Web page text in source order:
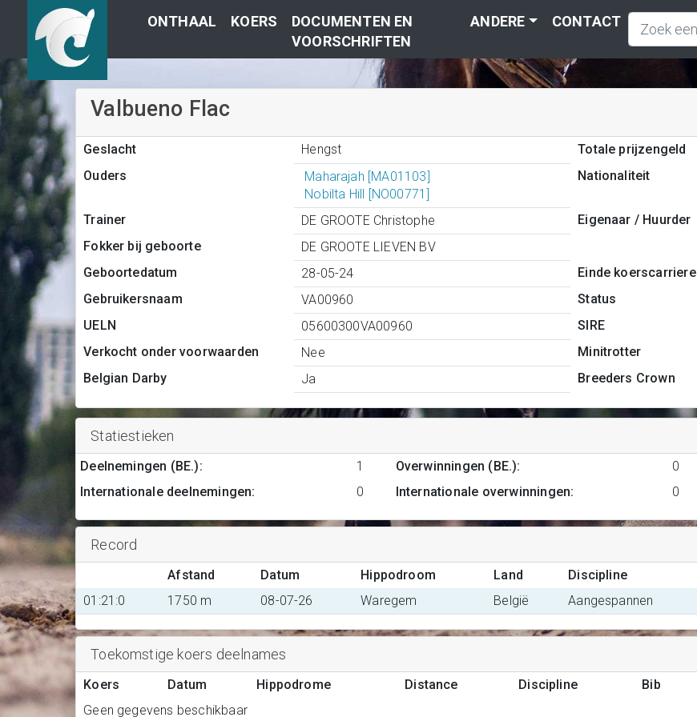
ONTHAAL KOERS
DOCUMENTEN EN
VOORSCHRIFTEN
ANDERE CONTACT
Valbueno Flac
Geslacht Hengst Totale prijzengeld
Ouders
Maharajah [MA01103]
Nobilta Hill [NO00771]
Nationaliteit
Trainer DE GROOTE Christophe Eigenaar / Huurder
Fokker bij geboorte
DE GROOTE LIEVEN BV
Geboortedatum
28-05-24 Einde koerscarriere
Gebruikersnaam
VA00960 Status
UELN
05600300VA00960 SIRE
Verkocht onder voorwaarden
Nee Minitrotter
Belgian Darby
Ja Breeders Crown
Statiestieken
Deelnemingen (BE.):
1
Internationale deelnemingen: 0
Overwinningen (BE.):
0
Internationale overwinningen: 0
Record
Afstand Datum Hippodroom Land Discipline
01:21:0
1750 m 08-07-26 Waregem België Aangespannen
Toekomstige koers deelnames
Koers Datum Hippodrome Distance Discipline Bib
Geen gegevens beschikbaar